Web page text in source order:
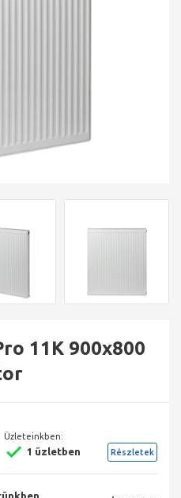
11K 900x800
Üzleteinkben:
1 üzletben Részletek